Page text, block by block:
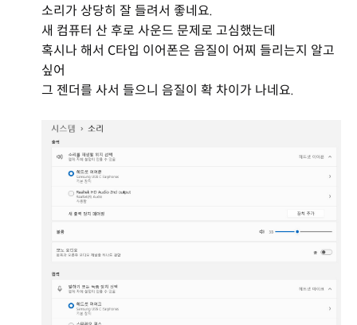
소리가 상당히 잘 들려서 좋네요.
새 컴퓨터 산 후로 사운드 문제로 고심했는데
혹시나 해서 C타입 이어폰은 음질이 어찌 들리는지 알고
싶어
그 젠더를 사서 들으니 음질이 확 차이가 나네요.